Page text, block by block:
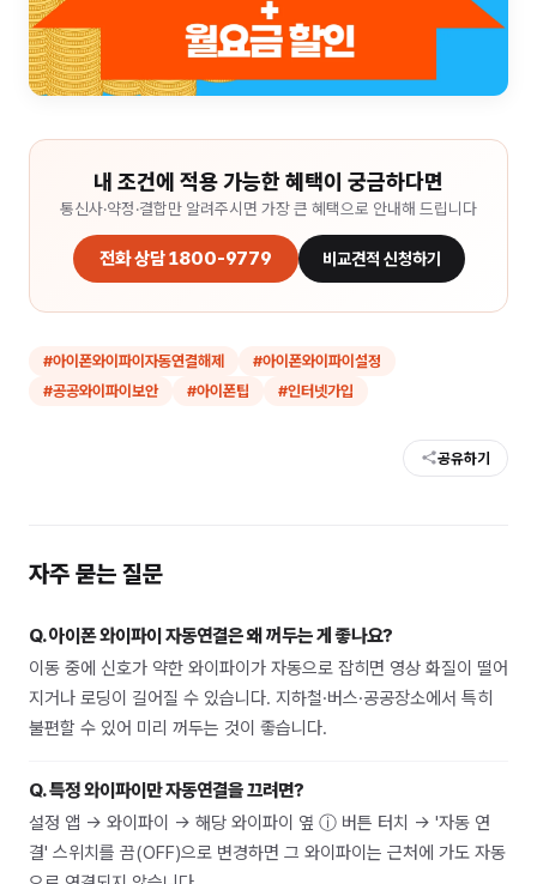
내 조건에 적용 가능한 혜택이 궁금하다면
통신사·약정·결합만 알려주시면 가장 큰 혜택으로 안내해 드립니다
전화 상담 1800-9779 비교견적 신청하기
#아이폰와이파이자동연결해제 #아이폰와이파이설정
#공공와이파이보안 #아이폰팁 #인터넷가입
공유하기
자주 묻는 질문
Q.아이폰 와이파이 자동연결은 왜 꺼두는 게 좋나요?
이동 중에 신호가 약한 와이파이가 자동으로 잡히면 영상 화질이 떨어
지거나 로딩이 길어질 수 있습니다. 지하철·버스·공공장소에서 특히
불편할 수 있어 미리 꺼두는 것이 좋습니다.
Q.특정 와이파이만 자동연결을 끄려면?
설정 앱 → 와이파이 → 해당 와이파이 옆 ⓘ 버튼 터치 → '자동 연
결' 스위치를 끔(OFF)으로 변경하면 그 와이파이는 근처에 가도 자동